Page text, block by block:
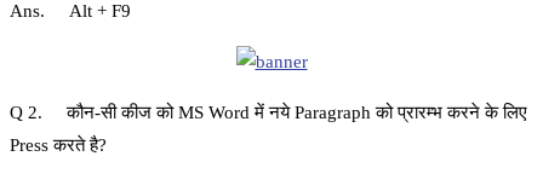
Ans. Alt + F9
Q 2. कौन-सी कीज को MS Word में नये Paragraph को प्रारम्‍भ करने के लिए
Press करते है?